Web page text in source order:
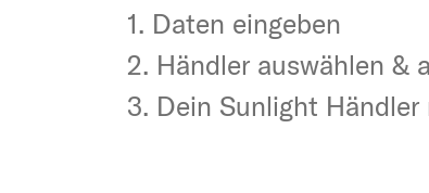
1. Daten eingeben
2. Händler auswählen &
3. Dein Sunlight
1. Daten eingeben
2. Händler auswählen &
3. Dein Sunlight